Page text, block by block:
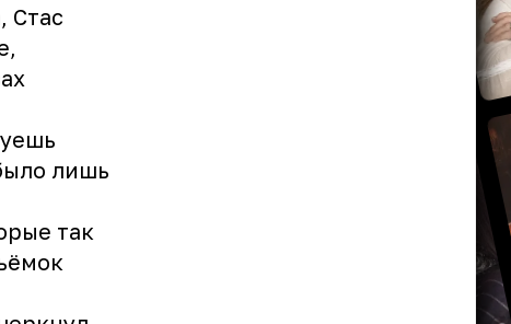
Стас
лишь
так